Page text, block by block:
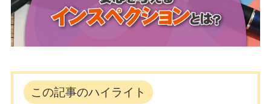
この記事のハイライト